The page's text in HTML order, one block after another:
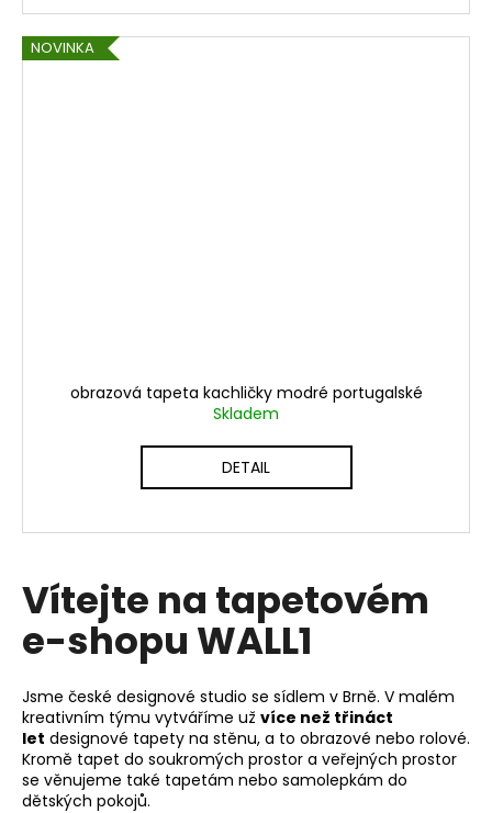
NOVINKA
obrazová tapeta kachličky modré portugalské
Skladem
DETAIL
Vítejte na tapetovém
e-shopu WALL1
Jsme české designové studio se sídlem v Brně. V malém
kreativním týmu vytváříme už více než třináct
let designové tapety na stěnu, a to obrazové nebo rolové.
Kromě tapet do soukromých prostor a veřejných prostor
se věnujeme také tapetám nebo samolepkám do
dětských pokojů.